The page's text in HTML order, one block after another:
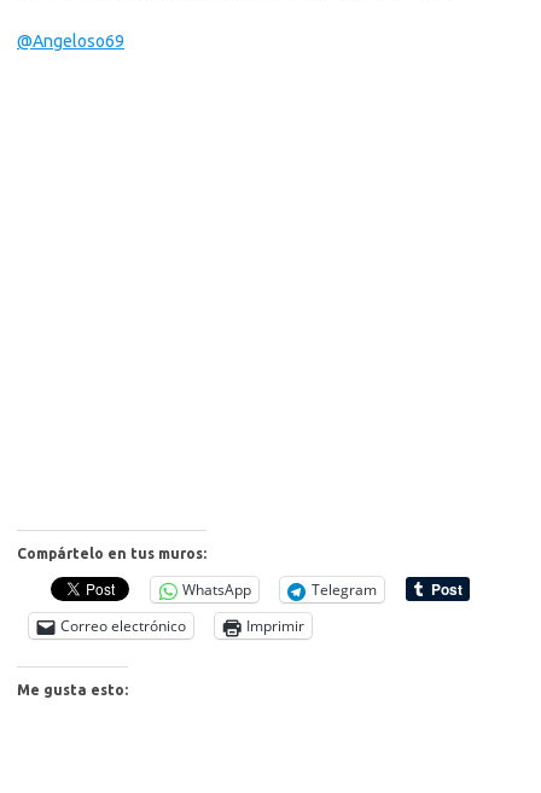
@Angeloso69
Compártelo en tus muros:
WhatsApp
Telegram
Correo electrónico
Imprimir
Me gusta esto: